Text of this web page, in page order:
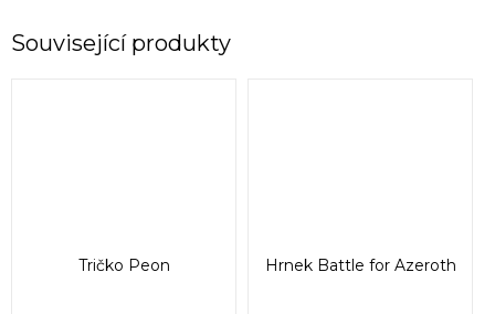
Související produkty
Tričko Peon Hrnek Battle for Azeroth